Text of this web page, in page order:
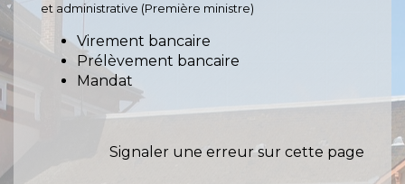
et administrative (Première ministre)
Virement bancaire
Prélèvement bancaire
Mandat
Signaler une erreur sur cette page